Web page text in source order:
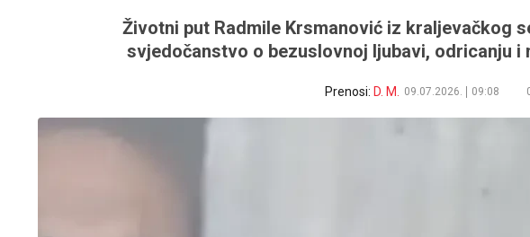
Životni put Radmile Krsmanović iz kraljevačkog
svjedočanstvo o bezuslovnoj ljubavi, odricanju i
Prenosi: D. M. 09.07.2026. 09:08